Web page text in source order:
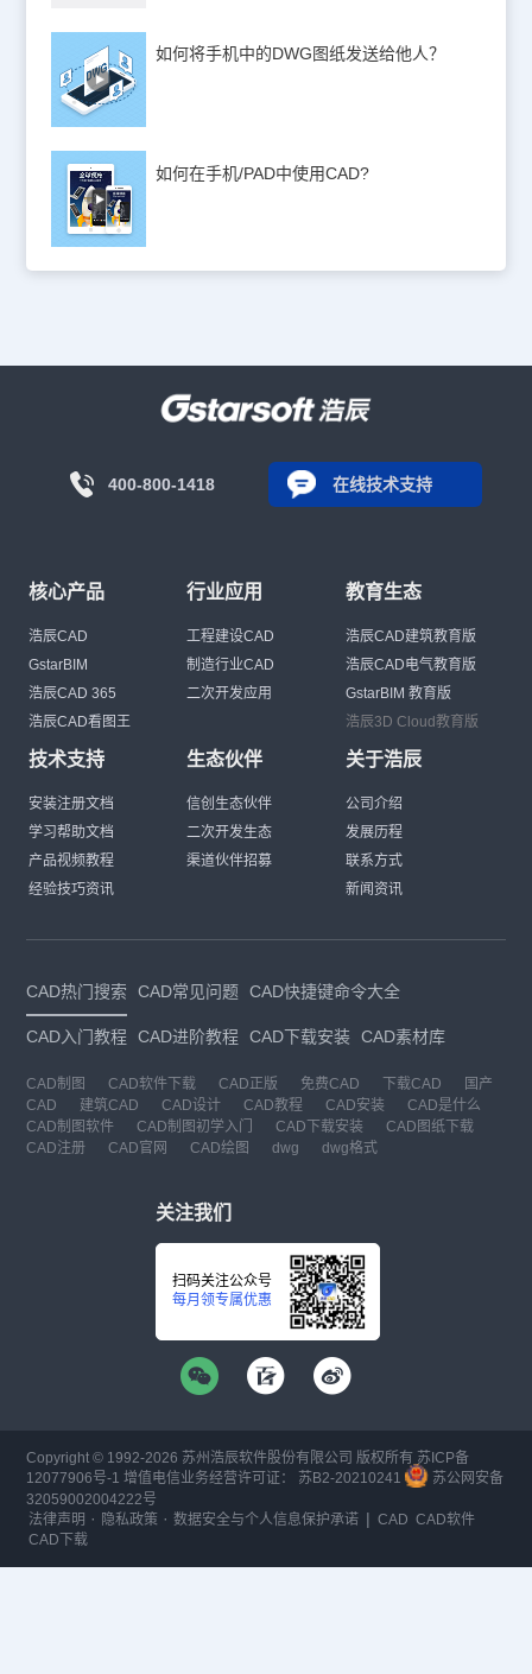
如何将手机中的DWG图纸发送给他人？
如何在手机/PAD中使用CAD?
400-800-1418 在线技术支持
核心产品
浩辰CAD
GstarBIM
浩辰CAD 365
浩辰CAD看图王
行业应用
工程建设CAD
制造行业CAD
二次开发应用
教育生态
浩辰CAD建筑教育版
浩辰CAD电气教育版
GstarBIM 教育版
浩辰3D Cloud教育版
技术支持
安装注册文档
学习帮助文档
产品视频教程
经验技巧资讯
生态伙伴
信创生态伙伴
二次开发生态
渠道伙伴招募
关于浩辰
公司介绍
发展历程
联系方式
新闻资讯
CAD热门搜索 CAD常见问题 CAD快捷键命令大全
CAD入门教程 CAD进阶教程 CAD下载安装 CAD素材库
CAD制图 CAD软件下载 CAD正版 免费CAD 下载CAD
国产
CAD
建筑CAD CAD设计 CAD教程 CAD安装
CAD是什么
CAD制图软件
CAD制图初学入门 CAD下载安装
CAD图纸下载
CAD注册
CAD官网 CAD绘图 dwg dwg格式
关注我们
扫码关注公众号
每月领专属优惠
Copyright © 1992-2026 苏州浩辰软件股份有限公司 版权所有 苏ICP备
12077906号-1 增值电信业务经营许可证： 苏B2-20210241
苏公网安备
32059002004222号
法律声明 · 隐私政策 ·数据安全与个人信息保护承诺 | CAD CAD软件
CAD下载